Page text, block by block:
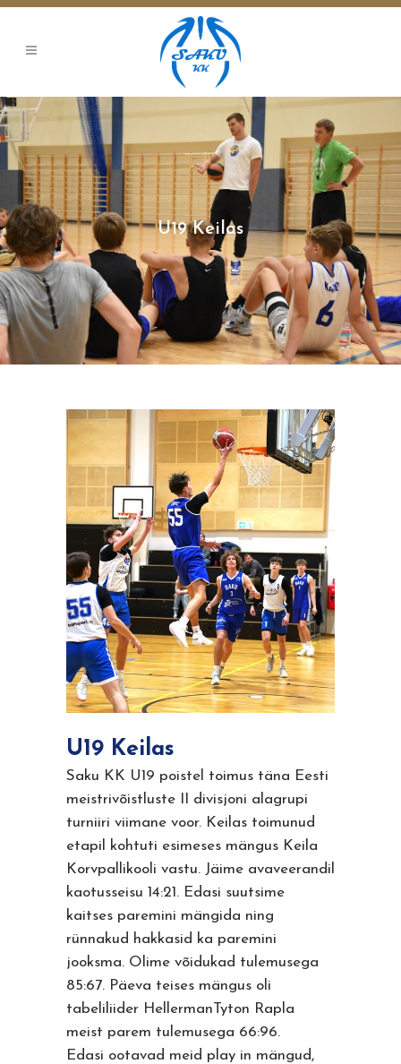
U19 Keilas
U19 Keilas
Saku KK U19 poistel toimus täna Eesti
meistrivõistluste II divisjoni alagrupi
turniiri viimane voor. Keilas toimunud
etapil kohtuti esimeses mängus Keila
Korvpallikooli vastu. Jäime avaveerandil
kaotusseisu 14:21. Edasi suutsime
kaitses paremini mängida ning
rünnakud hakkasid ka paremini
jooksma. Olime võidukad tulemusega
85:67. Päeva teises mängus oli
tabeliliider HellermanTyton Rapla
meist parem tulemusega 66:96.
Edasi ootavad meid play in mängud,